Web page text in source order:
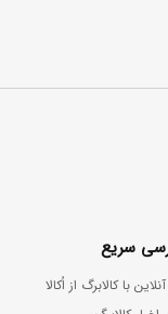
سریع
با کالابرگ از اُکالا